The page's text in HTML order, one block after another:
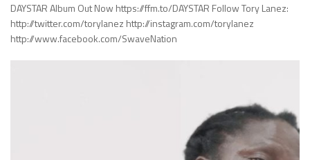
DAYSTAR Album Out Now https://ffm.to/DAYSTAR Follow Tory Lanez:
http://twitter.com/torylanez http://instagram.com/torylanez
http://www.facebook.com/SwaveNation